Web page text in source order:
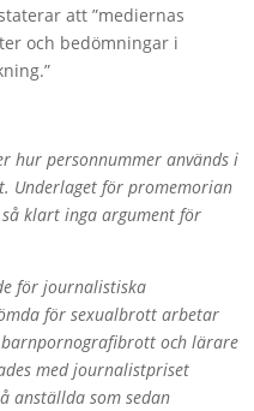
att ”mediernas
och bedömningar i
hur personnummer används i
Underlaget för promemorian
klart inga argument för
för journalistiska
för sexualbrott arbetar
och lärare
med journalistpriset
anställda som sedan